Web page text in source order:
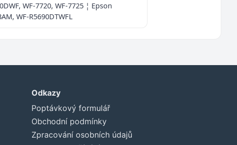
WF-7720, WF-7725 ¦ Epson
WF-R5690DTWFL
Odkazy
Poptávkový formulář
Obchodní podmínky
Zpracování osobních údajů